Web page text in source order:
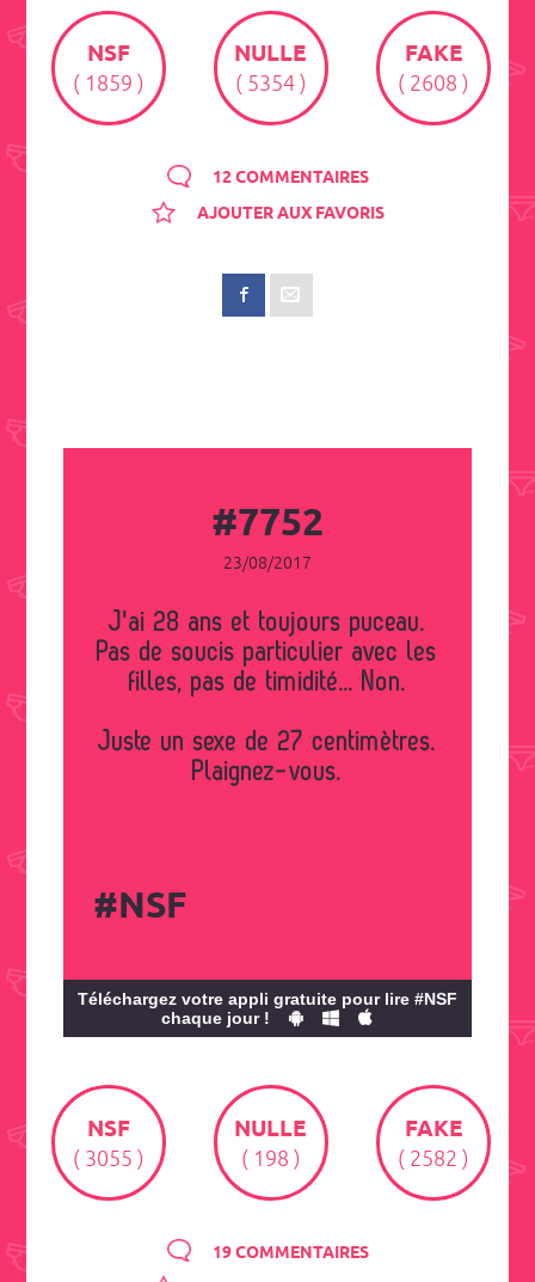
NSF
( 1859 )
NULLE
( 5354 )
FAKE
( 2608 )
12 COMMENTAIRES
AJOUTER AUX FAVORIS
#7752
23/08/2017
J'ai 28 ans et toujours puceau.
Pas de soucis particulier avec les
filles, pas de timidité... Non.
Juste un sexe de 27 centimètres.
Plaignez-vous.
#NSF
Téléchargez votre appli gratuite pour lire #NSF
chaque jour !
NSF
( 3055 )
NULLE
( 198 )
FAKE
( 2582 )
19 COMMENTAIRES